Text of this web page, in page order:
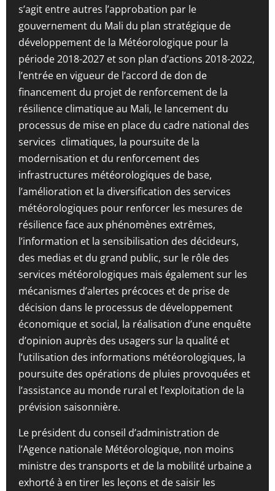
s’agit entre autres l’approbation par le
gouvernement du Mali du plan stratégique de
développement de la Météorologique pour la
période 2018-2027 et son plan d’actions 2018-2022,
l’entrée en vigueur de l’accord de don de
financement du projet de renforcement de la
résilience climatique au Mali, le lancement du
processus de mise en place du cadre national des
services climatiques, la poursuite de la
modernisation et du renforcement des
infrastructures météorologiques de base,
l’amélioration et la diversification des services
météorologiques pour renforcer les mesures de
résilience face aux phénomènes extrêmes,
l’information et la sensibilisation des décideurs,
des medias et du grand public, sur le rôle des
services météorologiques mais également sur les
mécanismes d’alertes précoces et de prise de
décision dans le processus de développement
économique et social, la réalisation d’une enquête
d’opinion auprès des usagers sur la qualité et
l’utilisation des informations météorologiques, la
poursuite des opérations de pluies provoquées et
l’assistance au monde rural et l’exploitation de la
prévision saisonnière.
Le président du conseil d’administration de
l’Agence nationale Météorologique, non moins
ministre des transports et de la mobilité urbaine a
exhorté à en tirer les leçons et de saisir les